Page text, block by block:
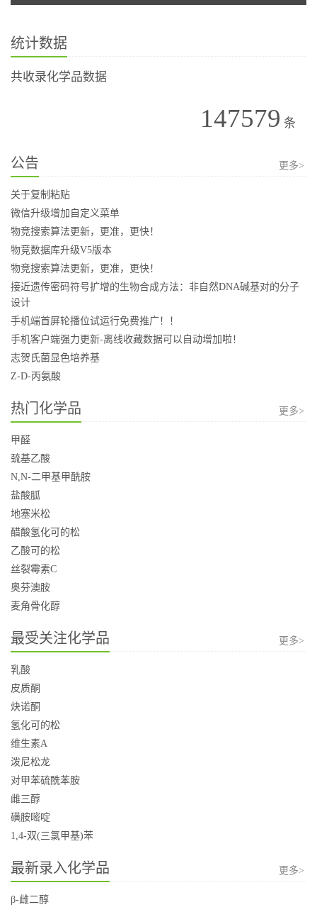
统计数据
共收录化学品数据
147579 条
公告 更多>
关于复制粘贴
微信升级增加自定义菜单
物竞搜索算法更新，更准，更快！
物竞数据库升级V5版本
物竞搜索算法更新，更准，更快！
接近遗传密码符号扩增的生物合成方法：非自然DNA碱基对的分子
设计
手机端首屏轮播位试运行免费推广！！
手机客户端强力更新-离线收藏数据可以自动增加啦！
志贺氏菌显色培养基
Z-D-丙氨酸
热门化学品 更多>
甲醛
巯基乙酸
N,N-二甲基甲酰胺
盐酸胍
地塞米松
醋酸氢化可的松
乙酸可的松
丝裂霉素C
奥芬澳胺
麦角骨化醇
最受关注化学品 更多>
乳酸
皮质酮
炔诺酮
氢化可的松
维生素A
泼尼松龙
对甲苯硫酰苯胺
雌三醇
磺胺嘧啶
1,4-双(三氯甲基)苯
最新录入化学品 更多>
β-雌二醇